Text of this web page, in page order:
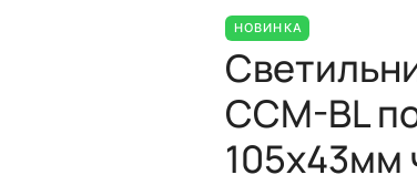
НОВИНКА
CCM-BL
105х43мм